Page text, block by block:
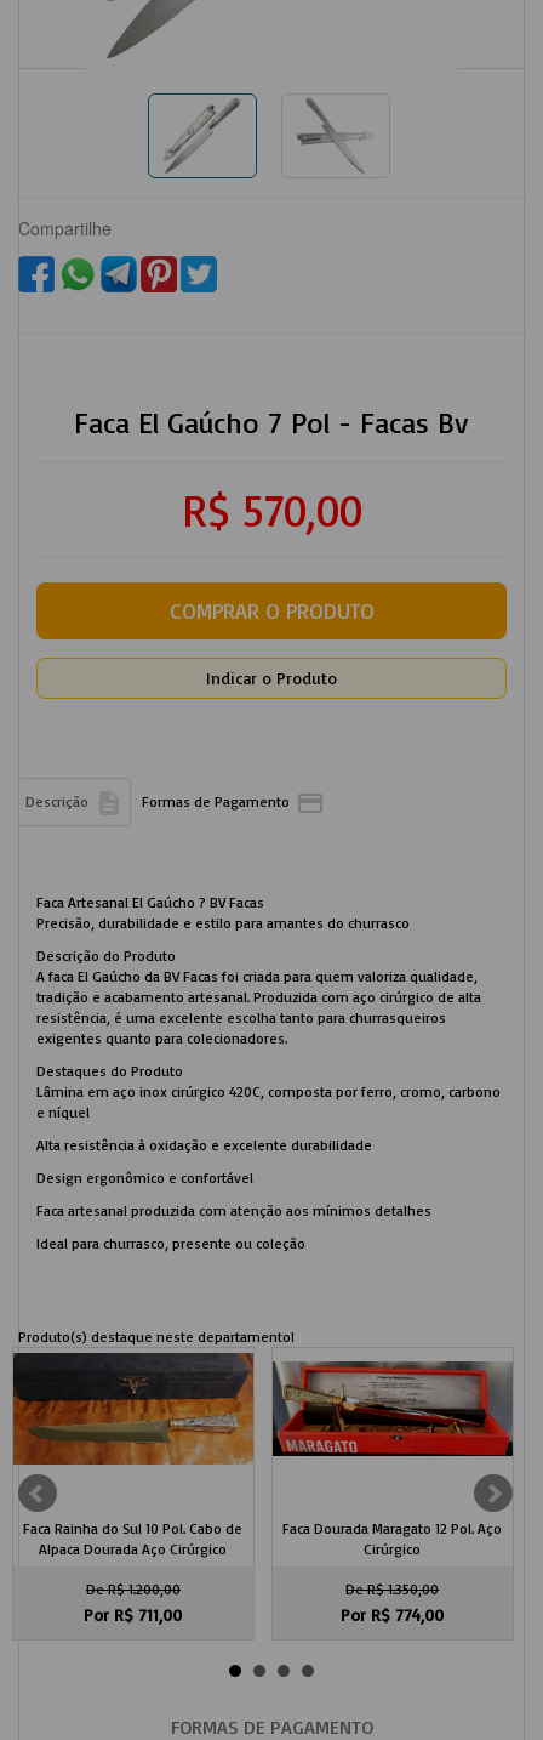
Compartilhe
Faca El Gaúcho 7 Pol - Facas Bv
R$ 570,00
Descrição Formas de Pagamento 
Faca Artesanal El Gaúcho ? BV Facas
Precisão, durabilidade e estilo para amantes do churrasco
Descrição do Produto
A faca El Gaúcho da BV Facas foi criada para quem valoriza qualidade,
tradição e acabamento artesanal. Produzida com aço cirúrgico de alta
resistência, é uma excelente escolha tanto para churrasqueiros
exigentes quanto para colecionadores.
Destaques do Produto
Lâmina em aço inox cirúrgico 420C, composta por ferro, cromo, carbono
e níquel
Alta resistência à oxidação e excelente durabilidade
Design ergonômico e confortável
Faca artesanal produzida com atenção aos mínimos detalhes
Ideal para churrasco, presente ou coleção
Produto(s) destaque neste departamento!
Faca Rainha do Sul 10 Pol. Cabo de
Alpaca Dourada Aço Cirúrgico
De R$ 1.200,00
Por R$711,00
Faca Dourada Maragato 12 Pol. Aço
Cirúrgico
De R$ 1.350,00
Por R$774,00
FORMAS DE PAGAMENTO